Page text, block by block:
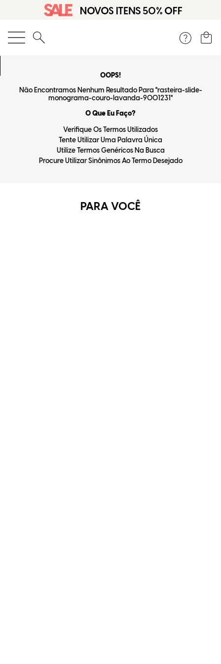
O que você está procurando?
OOPS!
Não Encontramos Nenhum Resultado Para "rasteira-slide-
monograma-couro-lavanda-9001231"
O Que Eu Faço?
Verifique Os Termos Utilizados
Tente Utilizar Uma Palavra Única
Utilize Termos Genéricos Na Busca
Procure Utilizar Sinônimos Ao Termo Desejado
PARA VOCÊ